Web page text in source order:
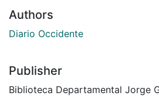
Authors
Diario Occidente
Publisher
Biblioteca Departamental Jorge